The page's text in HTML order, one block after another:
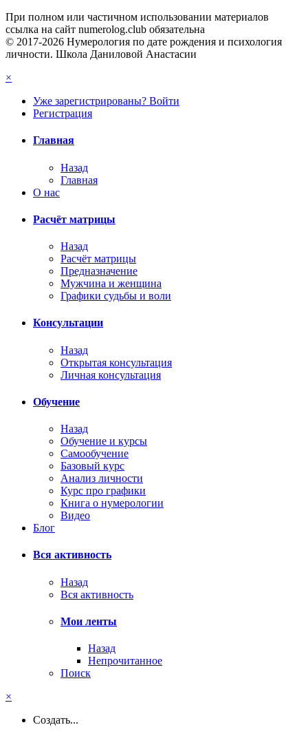
При полном или частичном использовании материалов
ссылка на сайт numerolog.club обязательна
© 2017-2026 Нумерология по дате рождения и психология
личности. Школа Даниловой Анастасии
×
Уже зарегистрированы? Войти
Регистрация
Главная
Назад
Главная
О нас
Расчёт матрицы
Назад
Расчёт матрицы
Предназначение
Мужчина и женщина
Графики судьбы и воли
Консультации
Назад
Открытая консультация
Личная консультация
Обучение
Назад
Обучение и курсы
Самообучение
Базовый курс
Анализ личности
Курс про графики
Книга о нумерологии
Видео
Блог
Вся активность
Назад
Вся активность
Мои ленты
Назад
Непрочитанное
Поиск
×
Создать...